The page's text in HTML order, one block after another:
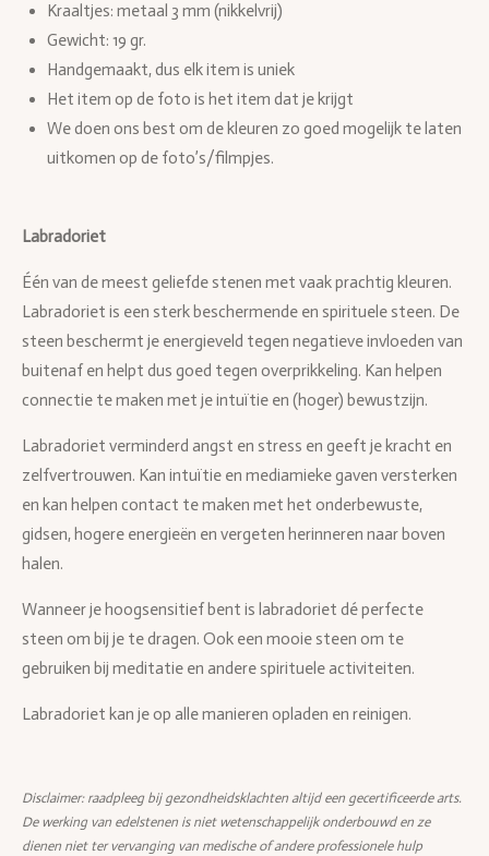
Kraaltjes: metaal 3 mm (nikkelvrij)
Gewicht: 19 gr.
Handgemaakt, dus elk item is uniek
Het item op de foto is het item dat je krijgt
We doen ons best om de kleuren zo goed mogelijk te laten
uitkomen op de foto’s/filmpjes.
Labradoriet
Één van de meest geliefde stenen met vaak prachtig kleuren.
Labradoriet is een sterk beschermende en spirituele steen. De
steen beschermt je energieveld tegen negatieve invloeden van
buitenaf en helpt dus goed tegen overprikkeling. Kan helpen
connectie te maken met je intuïtie en (hoger) bewustzijn.
Labradoriet verminderd angst en stress en geeft je kracht en
zelfvertrouwen. Kan intuïtie en mediamieke gaven versterken
en kan helpen contact te maken met het onderbewuste,
gidsen, hogere energieën en vergeten herinneren naar boven
halen.
Wanneer je hoogsensitief bent is labradoriet dé perfecte
steen om bij je te dragen. Ook een mooie steen om te
gebruiken bij meditatie en andere spirituele activiteiten.
Labradoriet kan je op alle manieren opladen en reinigen.
Disclaimer: raadpleeg bij gezondheidsklachten altijd een gecertificeerde arts.
De werking van edelstenen is niet wetenschappelijk onderbouwd en ze
dienen niet ter vervanging van medische of andere professionele hulp